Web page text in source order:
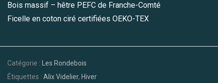
Bois massif – hêtre PEFC de Franche-Comté
Ficelle en coton ciré certifiées OEKO-TEX
Catégorie :
Les Rondebois
Étiquettes : Alix Videlier, Hiver